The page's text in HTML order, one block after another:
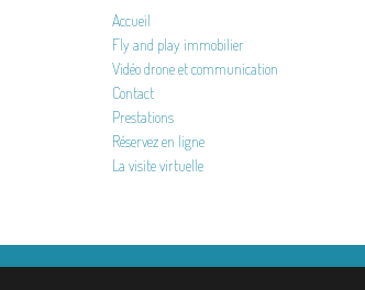
Accueil
Fly and play immobilier
Vidéo drone et communication
Contact
Prestations
Réservez en ligne
La visite virtuelle